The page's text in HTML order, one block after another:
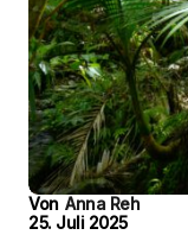
Von Anna Reh
25. Juli 2025